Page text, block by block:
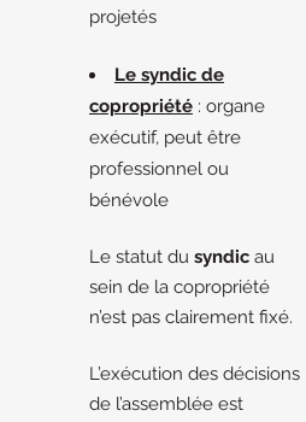
projetés
Le syndic de
copropriété : organe
exécutif, peut être
professionnel ou
bénévole
Le statut du syndic au
sein de la copropriété
n’est pas clairement fixé.
L’exécution des décisions
de l’assemblée est